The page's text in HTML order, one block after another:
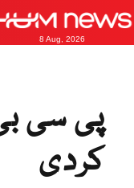
8 Aug, 2026
پی سی
کردی